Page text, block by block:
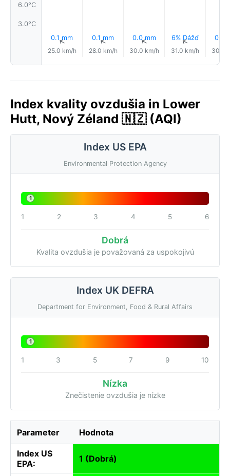
6.0°C
3.0°C
0.1 mm
↑
25.0 km/h
0.1 mm
↑
28.0 km/h
0.0 mm
↑
30.0 km/h
6% Dážď
↑
31.0 km/h
0.0
30.0
Index kvality ovzdušia in Lower
Hutt, Nový Zéland 🇳🇿 (AQI)
Index US EPA
Environmental Protection Agency
1
1 2 3 4 5 6
Dobrá
Kvalita ovzdušia je považovaná za uspokojivú
Index UK DEFRA
Department for Environment, Food & Rural Affairs
1
1 3 5 7 9 10
Nízka
Znečistenie ovzdušia je nízke
Parameter Hodnota
Index US
EPA:
1 (Dobrá)